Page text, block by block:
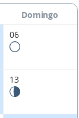
Domingo
06
13